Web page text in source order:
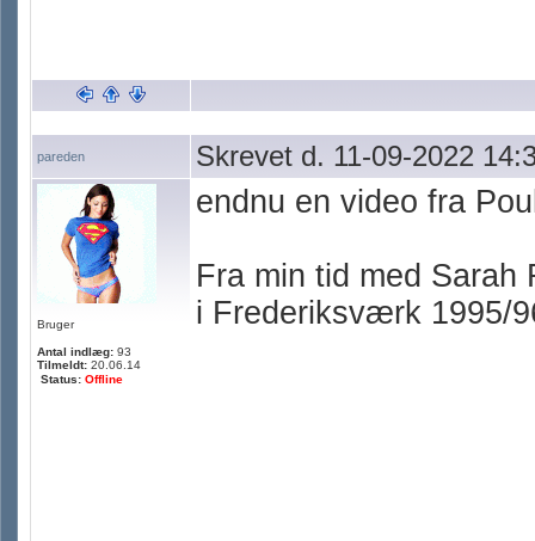
pareden Skrevet d. 11-09-2022
Bruger
Antal indlæg: 93
Tilmeldt: 20.06.14
Status: Offline
endnu en video fra
Fra min tid med
i Frederiksværk 1995/